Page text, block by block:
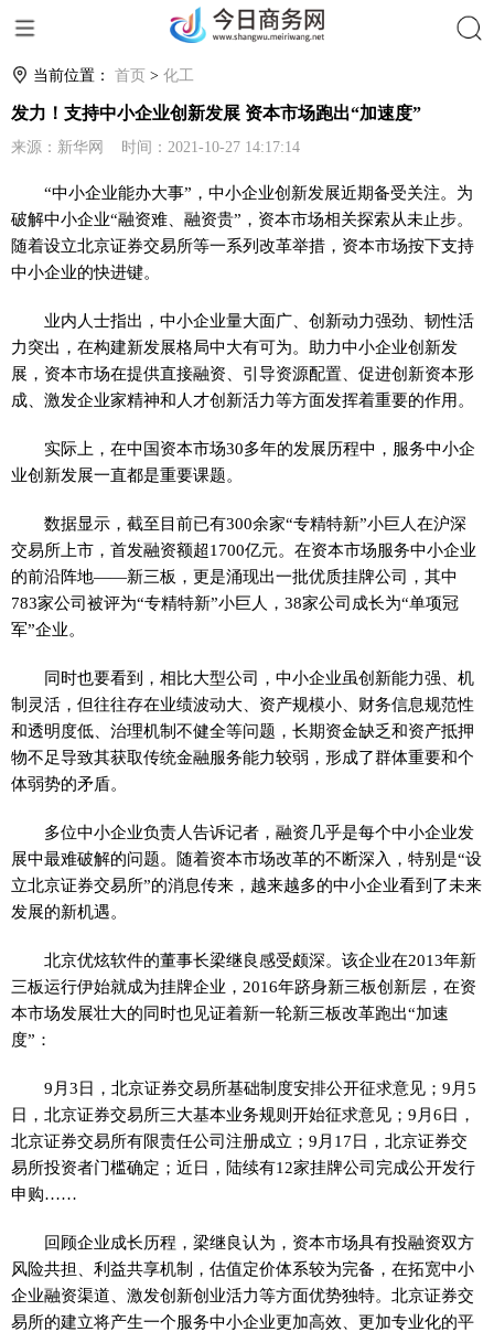
当前位置： 首页 > 化工
发力！支持中小企业创新发展 资本市场跑出“加速度”
来源：新华网 时间：2021-10-27 14:17:14
“中小企业能办大事”，中小企业创新发展近期备受关注。为
破解中小企业“融资难、融资贵”，资本市场相关探索从未止步。
随着设立北京证券交易所等一系列改革举措，资本市场按下支持
中小企业的快进键。
业内人士指出，中小企业量大面广、创新动力强劲、韧性活
力突出，在构建新发展格局中大有可为。助力中小企业创新发
展，资本市场在提供直接融资、引导资源配置、促进创新资本形
成、激发企业家精神和人才创新活力等方面发挥着重要的作用。
实际上，在中国资本市场30多年的发展历程中，服务中小企
业创新发展一直都是重要课题。
数据显示，截至目前已有300余家“专精特新”小巨人在沪深
交易所上市，首发融资额超1700亿元。在资本市场服务中小企业
的前沿阵地——新三板，更是涌现出一批优质挂牌公司，其中
783家公司被评为“专精特新”小巨人，38家公司成长为“单项冠
军”企业。
同时也要看到，相比大型公司，中小企业虽创新能力强、机
制灵活，但往往存在业绩波动大、资产规模小、财务信息规范性
和透明度低、治理机制不健全等问题，长期资金缺乏和资产抵押
物不足导致其获取传统金融服务能力较弱，形成了群体重要和个
体弱势的矛盾。
多位中小企业负责人告诉记者，融资几乎是每个中小企业发
展中最难破解的问题。随着资本市场改革的不断深入，特别是“设
立北京证券交易所”的消息传来，越来越多的中小企业看到了未来
发展的新机遇。
北京优炫软件的董事长梁继良感受颇深。该企业在2013年新
三板运行伊始就成为挂牌企业，2016年跻身新三板创新层，在资
本市场发展壮大的同时也见证着新一轮新三板改革跑出“加速
度”：
9月3日，北京证券交易所基础制度安排公开征求意见；9月5
日，北京证券交易所三大基本业务规则开始征求意见；9月6日，
北京证券交易所有限责任公司注册成立；9月17日，北京证券交
易所投资者门槛确定；近日，陆续有12家挂牌公司完成公开发行
申购……
回顾企业成长历程，梁继良认为，资本市场具有投融资双方
风险共担、利益共享机制，估值定价体系较为完备，在拓宽中小
企业融资渠道、激发创新创业活力等方面优势独特。北京证券交
易所的建立将产生一个服务中小企业更加高效、更加专业化的平